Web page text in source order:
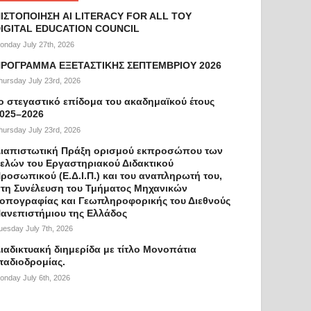
AI LITERACY FOR ALL ΤΟΥ
EDUCATION COUNCIL
July 27th, 2026
ΕΞΕΤΑΣΤΙΚΗΣ ΣΕΠΤΕΜΒΡΙΟΥ 2026
July 23rd, 2026
στεγαστικό επίδομα του ακαδημαϊκού έτους
July 23rd, 2026
Πράξη ορισμού εκπροσώπου των
του Εργαστηριακού Διδακτικού
(Ε.Δ.Ι.Π.) και του αναπληρωτή του,
Συνέλευση του Τμήματος Μηχανικών
και Γεωπληροφορικής του Διεθνούς
της Ελλάδος
July 7th, 2026
διημερίδα με τίτλο Μονοπάτια
July 6th, 2026